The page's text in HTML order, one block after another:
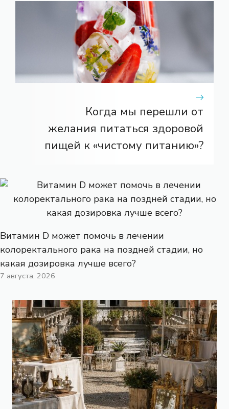
Когда мы перешли от
желания питаться здоровой
пищей к «чистому питанию»?
Витамин D может помочь в лечении
колоректального рака на поздней стадии, но
какая дозировка лучше всего?
7 августа, 2026